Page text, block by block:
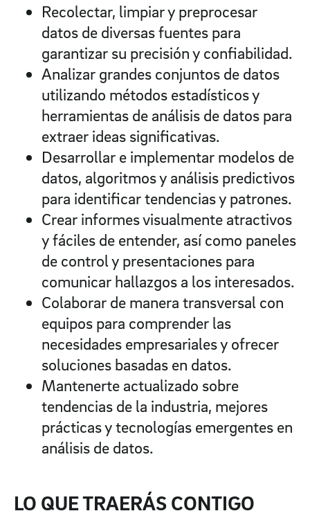
Recolectar, limpiar y preprocesar
datos de diversas fuentes para
garantizar su precisión y confiabilidad.
Analizar grandes conjuntos de datos
utilizando métodos estadísticos y
herramientas de análisis de datos para
extraer ideas significativas.
Desarrollar e implementar modelos de
datos, algoritmos y análisis predictivos
para identificar tendencias y patrones.
Crear informes visualmente atractivos
y fáciles de entender, así como paneles
de control y presentaciones para
comunicar hallazgos a los interesados.
Colaborar de manera transversal con
equipos para comprender las
necesidades empresariales y ofrecer
soluciones basadas en datos.
Mantenerte actualizado sobre
tendencias de la industria, mejores
prácticas y tecnologías emergentes en
análisis de datos.
LO QUE TRAERÁS CONTIGO